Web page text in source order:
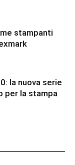
stampanti
la nuova serie
per la stampa